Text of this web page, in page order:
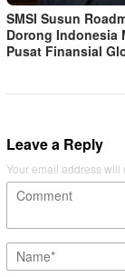
SMSI Susun
Dorong Indonesia
Pusat Finansial
Leave a Reply
Your email address will